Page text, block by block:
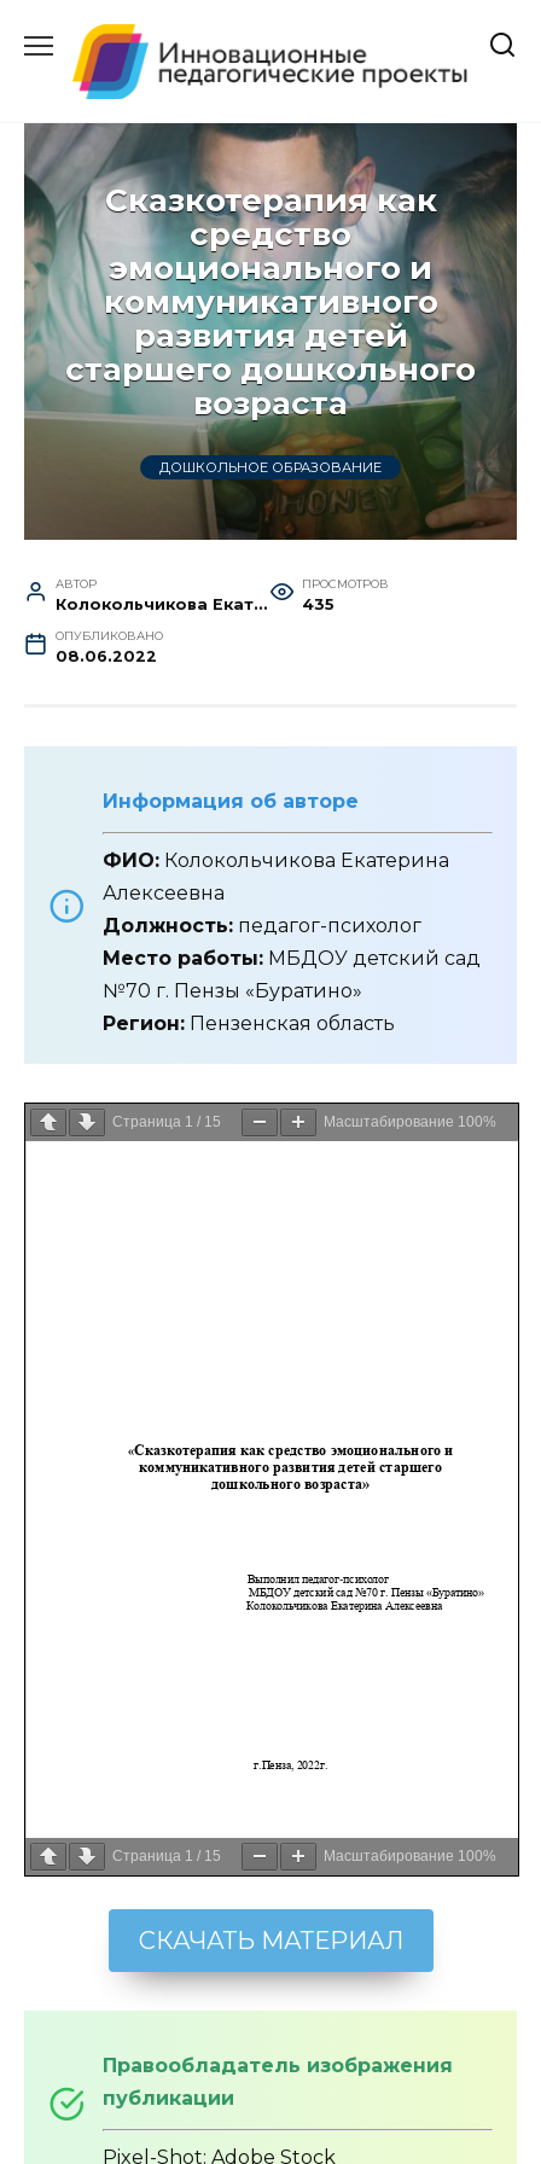
содержанию
Сказкотерапия как
средство
эмоционального и
коммуникативного
развития детей
старшего дошкольного
возраста
ДОШКОЛЬНОЕ ОБРАЗОВАНИЕ
АВТОР
Колокольчикова Екатерина Алексеевна
ПРОСМОТРОВ
435
ОПУБЛИКОВАНО
08.06.2022
Информация об авторе
ФИО: Колокольчикова Екатерина
Алексеевна
Должность: педагог-психолог
Место работы: МБДОУ детский сад
№70 г. Пензы «Буратино»
Регион: Пензенская область
Страница 1 / 15 Масштабирование 100%
Страница 1 / 15 Масштабирование 100%
СКАЧАТЬ МАТЕРИАЛ
Правообладатель изображения
публикации
Pixel-Shot: Adobe Stock